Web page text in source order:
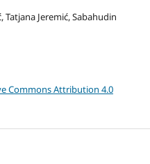
Jeremić, Sabahudin
Commons Attribution 4.0